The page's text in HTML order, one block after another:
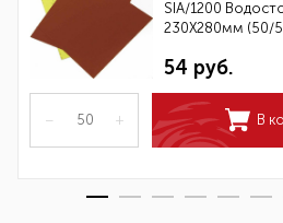
SIA/1200
230Х280мм (50/
54 руб.
– + В